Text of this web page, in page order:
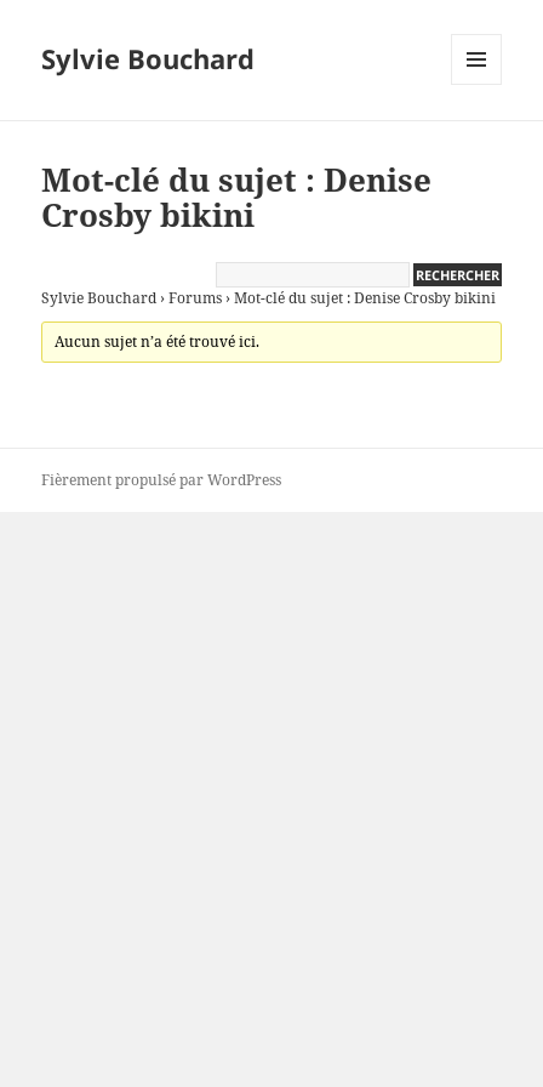
Sylvie Bouchard
Mot-clé du sujet : Denise
Crosby bikini
Sylvie Bouchard › Forums › Mot-clé du sujet : Denise Crosby bikini
Aucun sujet n’a été trouvé ici.
Fièrement propulsé par WordPress